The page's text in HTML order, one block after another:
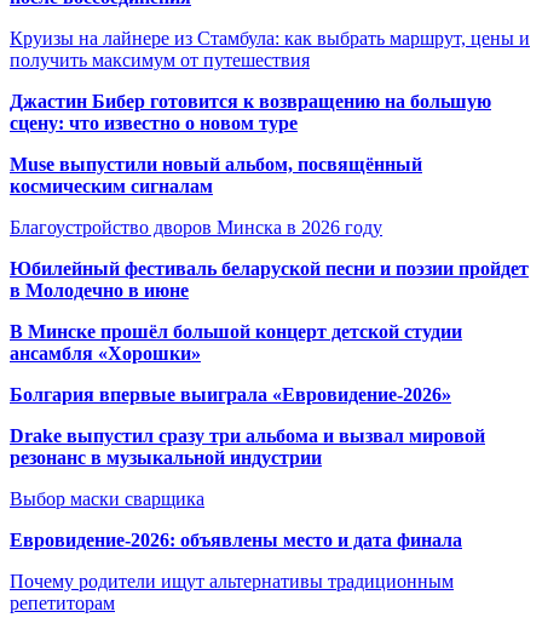
Круизы на лайнере из Стамбула: как выбрать маршрут, цены и
получить максимум от путешествия
Джастин Бибер готовится к возвращению на большую
сцену: что известно о новом туре
Muse выпустили новый альбом, посвящённый
космическим сигналам
Благоустройство дворов Минска в 2026 году
Юбилейный фестиваль беларуской песни и поэзии пройдет
в Молодечно в июне
В Минске прошёл большой концерт детской студии
ансамбля «Хорошки»
Болгария впервые выиграла «Евровидение-2026»
Drake выпустил сразу три альбома и вызвал мировой
резонанс в музыкальной индустрии
Выбор маски сварщика
Евровидение-2026: объявлены место и дата финала
Почему родители ищут альтернативы традиционным
репетиторам